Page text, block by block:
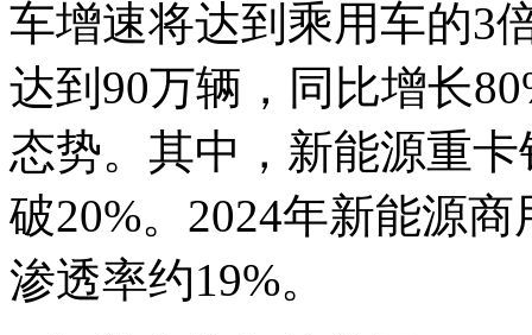
车增速将达到乘用车的3
达到90万辆，同比增长
态势。其中，新能源重
破20%。2024年新能源
渗透率约19%。